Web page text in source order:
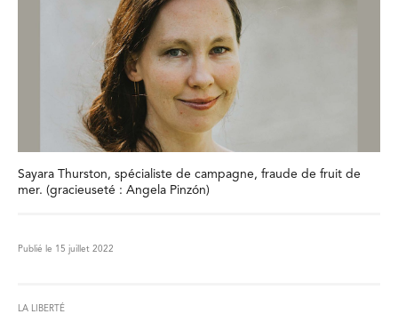
Sayara Thurston, spécialiste de campagne, fraude de fruit de
mer. (gracieuseté : Angela Pinzón)
Publié le 15 juillet 2022
LA LIBERTÉ